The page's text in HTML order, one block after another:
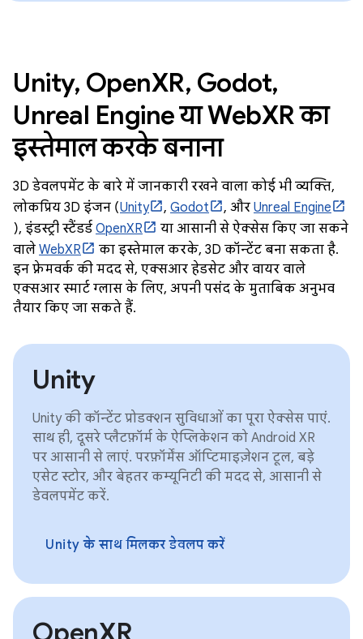
Unity, OpenXR, Godot,
Unreal Engine या WebXR का
इस्तेमाल करके बनाना
3D डेवलपमेंट के बारे में जानकारी रखने वाला कोई भी व्यक्ति,
लोकप्रिय 3D इंजन (Unity , Godot , और Unreal Engine
), इंडस्ट्री स्टैंडर्ड OpenXR
या आसानी से ऐक्सेस किए जा सकने
वाले WebXR
का इस्तेमाल करके, 3D कॉन्टेंट बना सकता है.
इन फ़्रेमवर्क की मदद से, एक्सआर हेडसेट और वायर वाले
एक्सआर स्मार्ट ग्लास के लिए, अपनी पसंद के मुताबिक अनुभव
तैयार किए जा सकते हैं.
Unity
Unity की कॉन्टेंट प्रोडक्शन सुविधाओं का पूरा ऐक्सेस पाएं.
साथ ही, दूसरे प्लैटफ़ॉर्म के ऐप्लिकेशन को Android XR
पर आसानी से लाएं. परफ़ॉर्मेंस ऑप्टिमाइज़ेशन टूल, बड़े
एसेट स्टोर, और बेहतर कम्यूनिटी की मदद से, आसानी से
डेवलपमेंट करें.
Unity के साथ मिलकर डेवलप करें
OpenXR